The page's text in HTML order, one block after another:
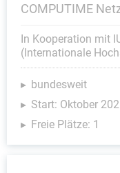
COMPUTIME
In Kooperation mit
(Internationale
bundesweit
Start: Oktober
Freie Plätze: 1